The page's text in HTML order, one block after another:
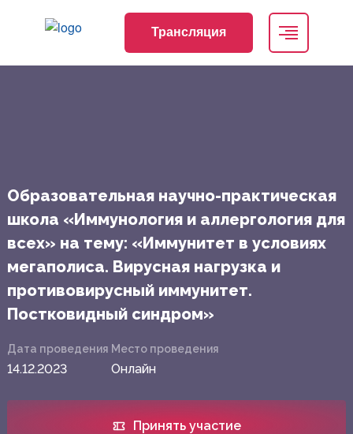
Трансляция
Образовательная научно-практическая
школа «Иммунология и аллергология для
всех» на тему: «Иммунитет в условиях
мегаполиса. Вирусная нагрузка и
противовирусный иммунитет.
Постковидный синдром»
Дата проведения
14.12.2023
Место проведения
Онлайн
Принять участие